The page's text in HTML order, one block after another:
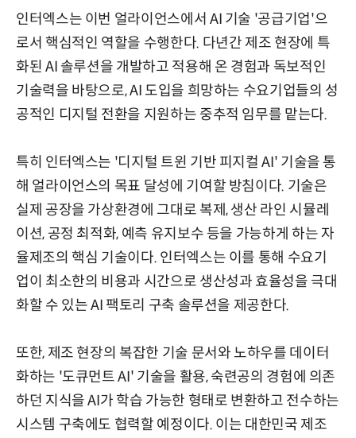
인터엑스는 이번 얼라이언스에서 AI 기술 '공급기업'으
로서 핵심적인 역할을 수행한다. 다년간 제조 현장에 특
화된 AI 솔루션을 개발하고 적용해 온 경험과 독보적인
기술력을 바탕으로, AI 도입을 희망하는 수요기업들의 성
공적인 디지털 전환을 지원하는 중추적 임무를 맡는다.
특히 인터엑스는 '디지털 트윈 기반 피지컬 AI' 기술을 통
해 얼라이언스의 목표 달성에 기여할 방침이다. 기술은
실제 공장을 가상환경에 그대로 복제, 생산 라인 시뮬레
이션, 공정 최적화, 예측 유지보수 등을 가능하게 하는 자
율제조의 핵심 기술이다. 인터엑스는 이를 통해 수요기
업이 최소한의 비용과 시간으로 생산성과 효율성을 극대
화할 수 있는 AI 팩토리 구축 솔루션을 제공한다.
또한, 제조 현장의 복잡한 기술 문서와 노하우를 데이터
화하는 '도큐먼트 AI' 기술을 활용, 숙련공의 경험에 의존
하던 지식을 AI가 학습 가능한 형태로 변환하고 전수하는
시스템 구축에도 협력할 예정이다. 이는 대한민국 제조